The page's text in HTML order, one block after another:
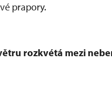
prapory.
ětru rozkvétá mezi